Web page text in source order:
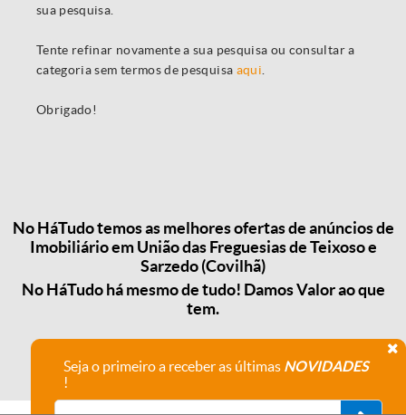
sua pesquisa.
Tente refinar novamente a sua pesquisa ou consultar a
categoria sem termos de pesquisa aqui
Obrigado!
No HáTudo temos as melhores ofertas de anúncios de
Imobiliário em União das Freguesias de Teixoso e
Sarzedo (Covilhã)
No HáTudo há mesmo de tudo! Damos Valor ao que
tem.
Seja o primeiro a receber as últimas NOVIDADES
!